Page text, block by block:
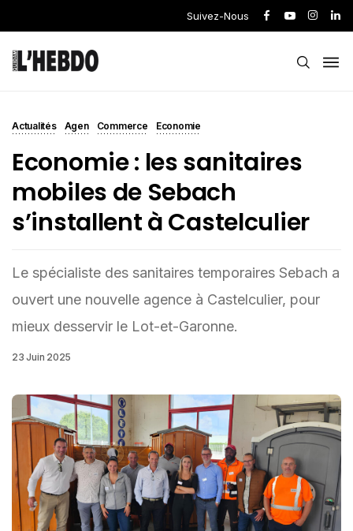
Suivez-Nous
Actualités Agen Commerce Economie
Economie : les sanitaires
mobiles de Sebach
s’installent à Castelculier
Le spécialiste des sanitaires temporaires Sebach a
ouvert une nouvelle agence à Castelculier, pour
mieux desservir le Lot-et-Garonne.
23 Juin 2025